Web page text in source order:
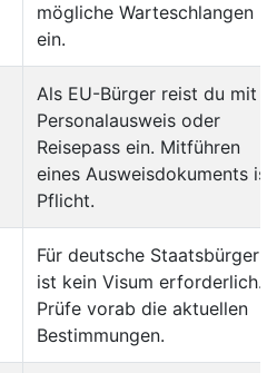
mögliche Warteschlangen
ein.
Als EU-Bürger reist du mit
Personalausweis oder
Reisepass ein. Mitführen
eines Ausweisdokuments ist
Pflicht.
Für deutsche Staatsbürger
ist kein Visum erforderlich.
Prüfe vorab die aktuellen
Bestimmungen.